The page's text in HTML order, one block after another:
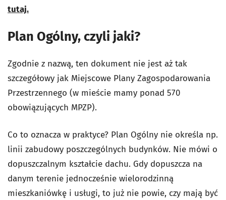
tutaj.
Plan Ogólny, czyli jaki?
Zgodnie z nazwą, ten dokument nie jest aż tak
szczegółowy jak Miejscowe Plany Zagospodarowania
Przestrzennego (w mieście mamy ponad 570
obowiązujących MPZP).
Co to oznacza w praktyce? Plan Ogólny nie określa np.
linii zabudowy poszczególnych budynków. Nie mówi o
dopuszczalnym kształcie dachu. Gdy dopuszcza na
danym terenie jednocześnie wielorodzinną
mieszkaniówkę i usługi, to już nie powie, czy mają być